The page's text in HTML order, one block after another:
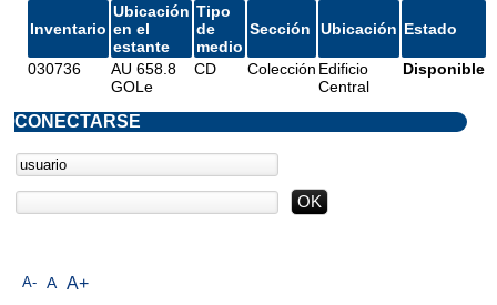
Inventario
Ubicación
en el
estante
Tipo
de
medio
Sección Ubicación Estado
030736
AU 658.8
GOLe
CD Colección Edificio
Central
Disponible
A- A A+
CONECTARSE